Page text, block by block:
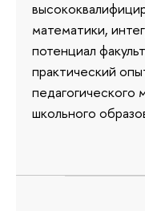
математики,
потенциал
практический
педагогического
школьного